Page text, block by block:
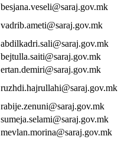
besjana.veseli@saraj.gov.mk
vadrib.ameti@saraj.gov.mk
abdilkadri.sali@saraj.gov.mk
bejtulla.saiti@saraj.gov.mk
ertan.demiri@saraj.gov.mk
ruzhdi.hajrullahi@saraj.gov.mk
rabije.zenuni@saraj.gov.mk
sumeja.selami@saraj.gov.mk
mevlan.morina@saraj.gov.mk